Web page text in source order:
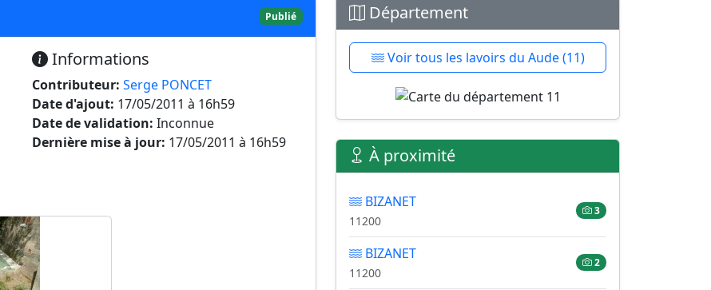
Publié
Informations
Contributeur: Serge PONCET
Date d'ajout: 17/05/2011 à 16h59
Date de validation: Inconnue
Dernière mise à jour: 17/05/2011 à 16h59
Département
Voir tous les lavoirs du Aude (11)
À proximité
BIZANET
11200
3
BIZANET
11200
2